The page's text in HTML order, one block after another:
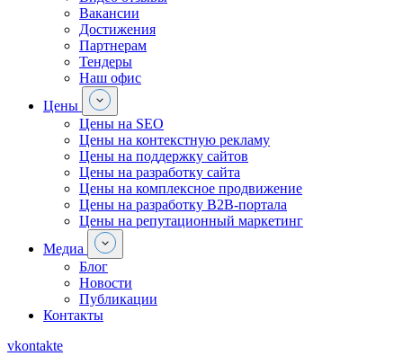
Вакансии
Достижения
Партнерам
Тендеры
Наш офис
Цены
Цены на SEO
Цены на контекстную рекламу
Цены на поддержку сайтов
Цены на разработку сайта
Цены на комплексное продвижение
Цены на разработку В2В-портала
Цены на репутационный маркетинг
Медиа
Блог
Новости
Публикации
Контакты
vkontakte